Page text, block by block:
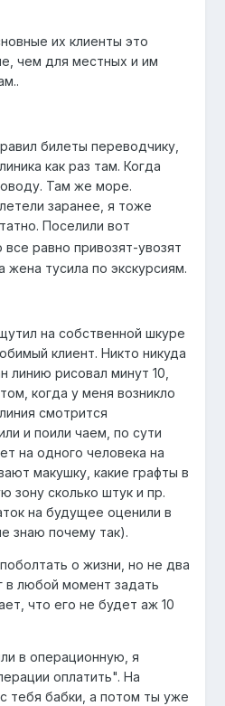
их клиенты это
чем для местных и им
билеты переводчику,
как раз там. Когда
Там же море.
заранее, я тоже
Поселили вот
равно привозят-увозят
тусила по экскурсиям.
на собственной шкуре
клиент. Никто никуда
линию рисовал минут 10,
когда у меня возникло
смотрится
и поили чаем, по сути
на одного человека на
макушку, какие графты в
зону сколько штук и пр.
на будущее оценили в
знаю почему так).
о жизни, но не два
в любой момент задать
что его не будет аж 10
в операционную, я
оплатить". На
тебя бабки, а потом ты уже